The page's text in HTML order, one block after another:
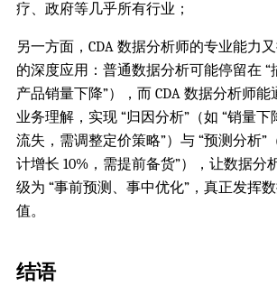
疗、政府等几乎所有行业；
另一方面，CDA 数据分析师的专业能力
的深度应用：普通数据分析可能停留在 “
产品销量下降”），而 CDA 数据分析师
业务理解，实现 “归因分析”（如 “销量
流失，需调整定价策略”）与 “预测分析”
计增长 10%，需提前备货”），让数据分
级为 “事前预测、事中优化”，真正发挥
值。
结语